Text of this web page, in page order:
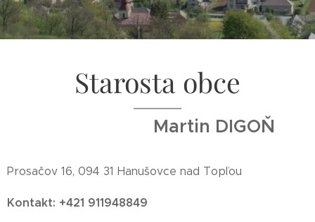
Starosta obce
Martin DIGOŇ
Prosačov 16, 094 31 Hanušovce nad Topľou
Kontakt: +421 911948849